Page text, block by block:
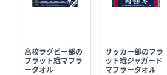
高校ラグビー部の
フラット織マフラ
ータオル
サッカー部のフラ
ット織ジャガード
マフラータオル